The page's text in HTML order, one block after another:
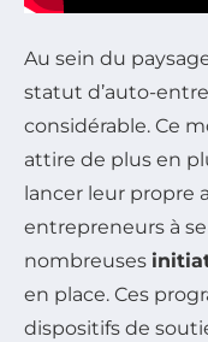
Au sein du
statut d’auto-
considérable. Ce
attire de plus en
lancer leur propre
entrepreneurs à
nombreuses
en place. Ces
dispositifs de